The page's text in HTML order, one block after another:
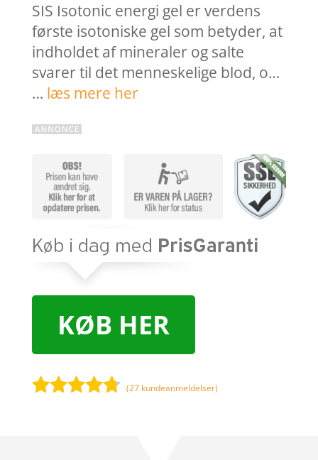
SIS Isotonic energi gel er verdens
første isotoniske gel som betyder, at
indholdet af mineraler og salte
svarer til det menneskelige blod, o…
… læs mere her
KØB HER
(27 kundeanmeldelser)